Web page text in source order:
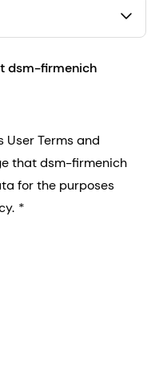
dsm-firmenich
Terms and
that dsm-firmenich
for the purposes